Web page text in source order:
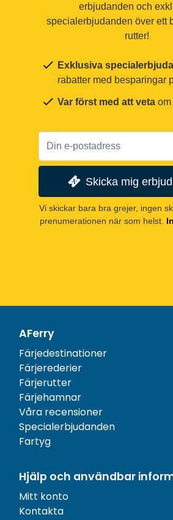
erbjudanden och
specialerbjudanden över ett
rutter!
Exklusiva
rabatter med besparingar
Var först med att veta
Skicka mig
Vi skickar bara bra grejer, ingen
prenumerationen när som helst.
AFerry
Färjedestinationer
Färjerederier
Färjerutter
Färjehamnar
Våra recensioner
Specialerbjudanden
Fartyg
Hjälp och användbar
Mitt konto
Kontakta